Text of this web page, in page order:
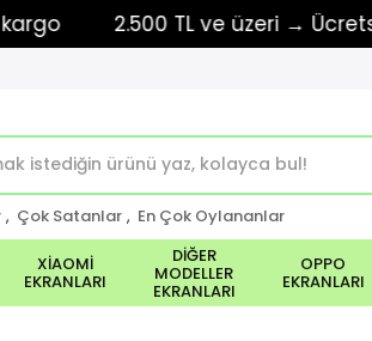
2.500 TL ve üzeri → Ücretsiz
, Çok Satanlar , En Çok Oylananlar
XİAOMİ
EKRANLARI
DİĞER
MODELLER
EKRANLARI
OPPO
EKRANLARI